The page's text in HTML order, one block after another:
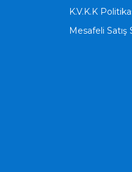
K.V.K.K
Mesafeli Satış